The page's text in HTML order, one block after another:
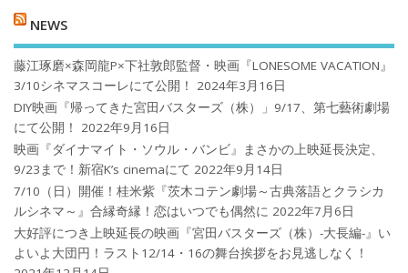
NEWS
藤江琢磨×森岡龍P×下社敦郎監督・映画『LONESOME VACATION』
3/10シネマスコーレにて公開！
2024年3月16日
DIY映画『帰ってきた宮田バスターズ（株）」9/17、第七藝術劇場
にて公開！
2022年9月16日
映画『ダイナマイト・ソウル・バンビ』まさかの上映延長決定、
9/23まで！新宿K’s cinemaにて 2022年9月14日
7/10（日）開催！桂米紫『茨木コテン劇場～古典落語とクラシカ
ルシネマ～』合縁奇縁！恋はいつでも偶然に 2022年7月6日
大好評につき上映延長の映画『宮田バスターズ（株）-大長編-』い
よいよ大団円！ラスト12/14・16の舞台挨拶をお見逃しなく！